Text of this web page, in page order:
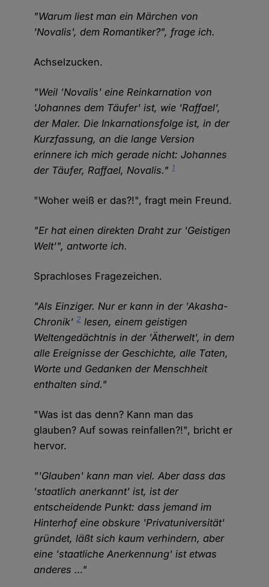
"Warum liest man ein Märchen von
'Novalis', dem Romantiker?", frage ich.
Achselzucken.
"Weil 'Novalis' eine Reinkarnation von
'Johannes dem Täufer' ist, wie 'Raffael',
der Maler. Die Inkarnationsfolge ist, in der
Kurzfassung, an die lange Version
erinnere ich mich gerade nicht: Johannes
der Täufer, Raffael, Novalis."1
"Woher weiß er das?!", fragt mein Freund.
"Er hat einen direkten Draht zur 'Geistigen
Welt'", antworte ich.
Sprachloses Fragezeichen.
"Als Einziger. Nur er kann in der 'Akasha-
Chronik'2 lesen, einem geistigen
Weltengedächtnis in der 'Ätherwelt', in dem
alle Ereignisse der Geschichte, alle Taten,
Worte und Gedanken der Menschheit
enthalten sind."
"Was ist das denn? Kann man das
glauben? Auf sowas reinfallen?!", bricht er
hervor.
"'Glauben' kann man viel. Aber dass das
'staatlich anerkannt' ist, ist der
entscheidende Punkt: dass jemand im
Hinterhof eine obskure 'Privatuniversität'
gründet, läßt sich kaum verhindern, aber
eine 'staatliche Anerkennung' ist etwas
anderes …"